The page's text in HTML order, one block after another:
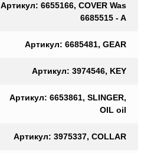
Артикул: 6655166, COVER Was
6685515 - A
Артикул: 6685481, GEAR
Артикул: 3974546, KEY
Артикул: 6653861, SLINGER,
OIL oil
Артикул: 3975337, COLLAR